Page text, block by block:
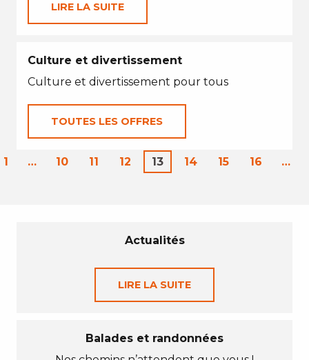
LIRE LA SUITE
Culture et divertissement
Culture et divertissement pour tous
TOUTES LES OFFRES
1 … 10 11 12 13 14 15 16 …
Actualités
LIRE LA SUITE
Balades et randonnées